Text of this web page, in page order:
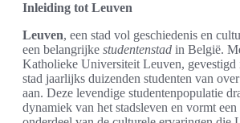
Inleiding tot Leuven
Leuven, een stad vol geschiedenis en
een belangrijke studentenstad in België.
Katholieke Universiteit Leuven, gevestigd
stad jaarlijks duizenden studenten van
aan. Deze levendige studentenpopulatie
dynamiek van het stadsleven en vormt een